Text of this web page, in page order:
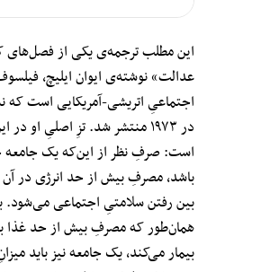
این مطلب ترجمه‌ی یکی از فصل‌های
عدالت» نوشته‌ی ایوان ایلیچ،
اجتماعیِ اتریشی-آمریکایی است
در ۱۹۷۳ منتشر شد. تزِ اصلیِ او
است: صرفِ نظر از این‌که یک جامعه
باشد، مصرفِ بیش از حد انرژی در آن
بین رفتن سلامتیِ اجتماعی می‌شود.
همان‌طور که مصرفِ بیش از حد غذا
بیمار می‌کند، یک جامعه نیز باید